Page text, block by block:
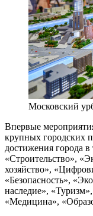
Московский
Впервые
крупных городских
достижения города в
«Строительство»,
хозяйство»,
«Безопасность»,
наследие»,
«Медицина»,